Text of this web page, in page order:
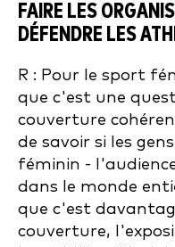
FAIRE LES
DÉFENDRE LES
R : Pour le sport
que c'est une
couverture
de savoir si les
féminin -
dans le monde
que c'est
couverture,